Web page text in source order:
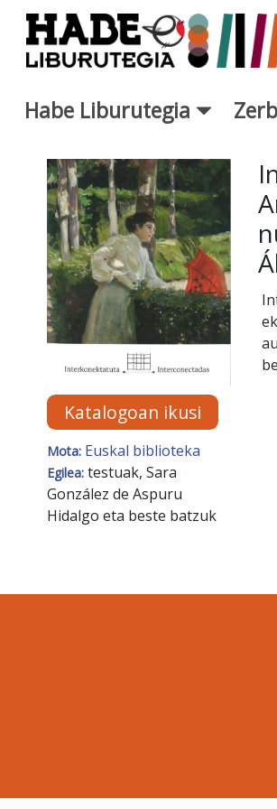
Eduki nagusira joan
Habe Liburutegia
Eskuratu berriak
Katalogoan ikusi
Mota: Euskal biblioteka
Egilea: testuak, Sara
González de Aspuru
Hidalgo eta beste batzuk